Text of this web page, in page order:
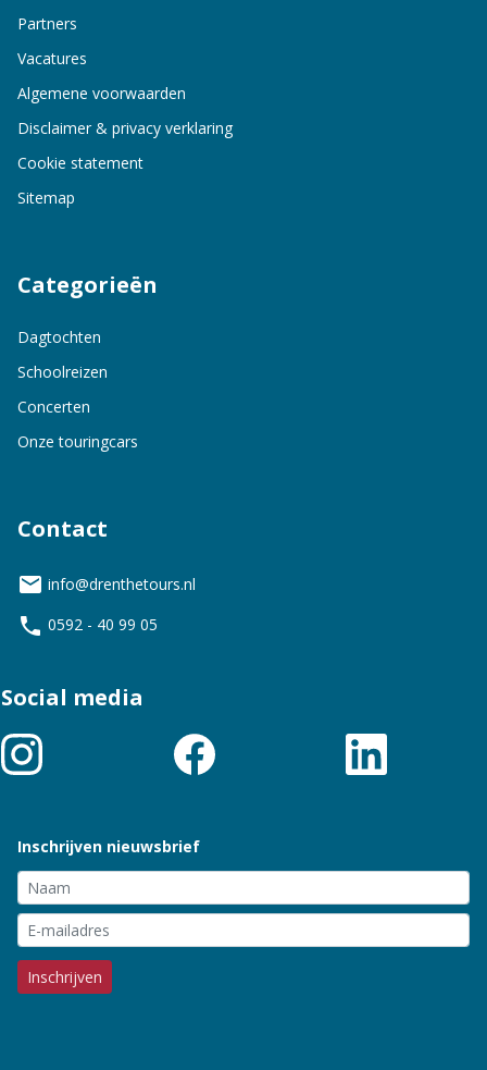
Partners
Vacatures
Algemene voorwaarden
Disclaimer & privacy verklaring
Cookie statement
Sitemap
Categorieën
Dagtochten
Schoolreizen
Concerten
Onze touringcars
Contact
mail info@drenthetours.nl
phone 0592 - 40 99 05
Social media
Inschrijven nieuwsbrief
Inschrijven